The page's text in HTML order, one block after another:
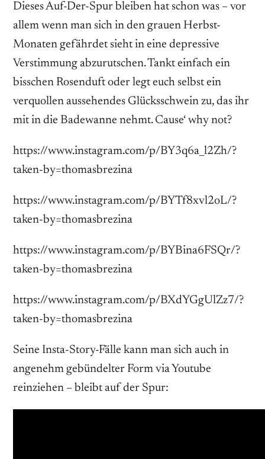
Dieses Auf-Der-Spur bleiben hat schon was – vor
allem wenn man sich in den grauen Herbst-
Monaten gefährdet sieht in eine depressive
Verstimmung abzurutschen. Tankt einfach ein
bisschen Rosenduft oder legt euch selbst ein
verquollen aussehendes Glücksschwein zu, das ihr
mit in die Badewanne nehmt. Cause‘ why not?
https://www.instagram.com/p/BY3q6a_l2Zh/?
taken-by=thomasbrezina
https://www.instagram.com/p/BYTf8xvl2oL/?
taken-by=thomasbrezina
https://www.instagram.com/p/BYBina6FSQr/?
taken-by=thomasbrezina
https://www.instagram.com/p/BXdYGgUlZz7/?
taken-by=thomasbrezina
Seine Insta-Story-Fälle kann man sich auch in
angenehm gebündelter Form via Youtube
reinziehen – bleibt auf der Spur: